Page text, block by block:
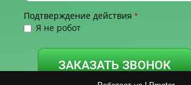
Подтверждение действия *
Я не робот
ЗАКАЗАТЬ ЗВОНОК